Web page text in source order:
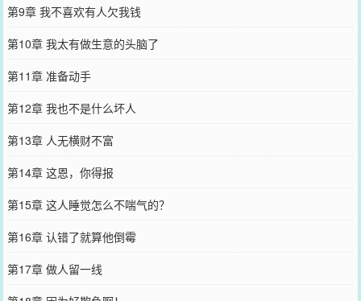
第9章 我不喜欢有人欠我钱
第10章 我太有做生意的头脑了
第11章 准备动手
第12章 我也不是什么坏人
第13章 人无横财不富
第14章 这恩，你得报
第15章 这人睡觉怎么不喘气的？
第16章 认错了就算他倒霉
第17章 做人留一线